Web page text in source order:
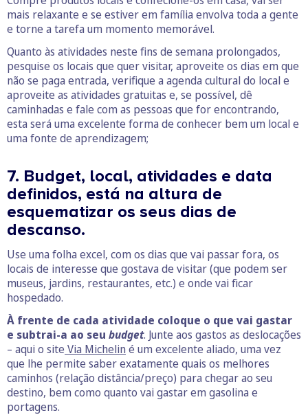
mais relaxante e se estiver em família envolva toda a gente
e torne a tarefa um momento memorável.
Quanto às atividades neste fins de semana prolongados,
pesquise os locais que quer visitar, aproveite os dias em que
não se paga entrada, verifique a agenda cultural do local e
aproveite as atividades gratuitas e, se possível, dê
caminhadas e fale com as pessoas que for encontrando,
esta será uma excelente forma de conhecer bem um local e
uma fonte de aprendizagem;
7. Budget, local, atividades e data
definidos, está na altura de
esquematizar os seus dias de
descanso.
Use uma folha excel, com os dias que vai passar fora, os
locais de interesse que gostava de visitar (que podem ser
museus, jardins, restaurantes, etc.) e onde vai ficar
hospedado.
À frente de cada atividade coloque o que vai gastar
e subtrai-a ao seu budget. Junte aos gastos as deslocações
– aqui o site Via Michelin é um excelente aliado, uma vez
que lhe permite saber exatamente quais os melhores
caminhos (relação distância/preço) para chegar ao seu
destino, bem como quanto vai gastar em gasolina e
portagens.